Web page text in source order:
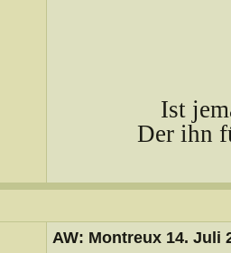
Ist
Der ihn
AW: Montreux 14. Juli